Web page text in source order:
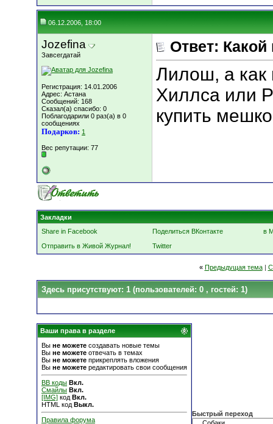
06.12.2006, 18:00
Jozefina
Завсегдатай
Регистрация: 14.01.2006
Адрес: Астана
Сообщений: 168
Сказал(а) спасибо: 0
Поблагодарили 0 раз(а) в 0
сообщениях
Подарков: 1
Вес репутации: 77
Ответ:
Лилош, а как
Хиллса или
купить
Закладки
Share in Facebook
Поделиться ВКонтакте
в
Отправить в Живой Журнал!
Twitter
« Предыдущая тема|
Здесь присутствуют: 1 (пользователей: 0 , гостей: 1)
Ваши права в разделе
Вы не можете создавать новые темы
Вы не можете отвечать в темах
Вы не можете прикреплять вложения
Вы не можете редактировать свои сообщения
BB коды Вкл.
Смайлы Вкл.
[IMG] код Вкл.
HTML код Выкл.
Правила форума
Быстрый переход